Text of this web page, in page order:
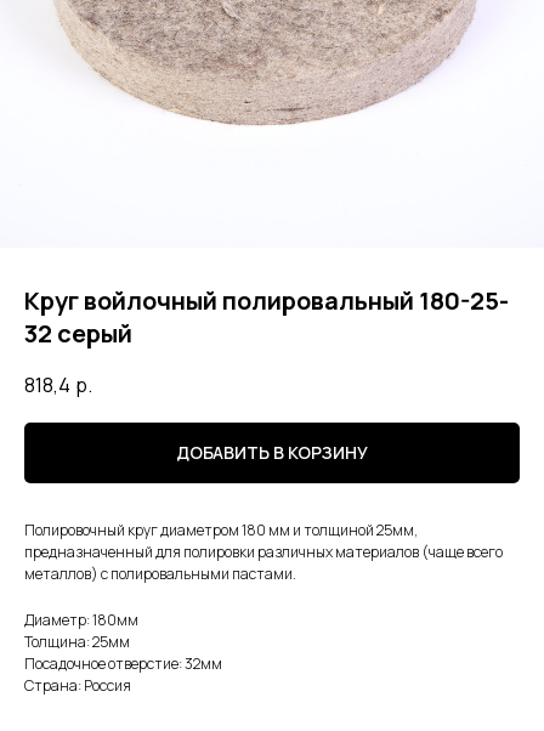
Круг войлочный полировальный 180-25-
32 серый
818,4 р.
ДОБАВИТЬ В КОРЗИНУ
Полировочный круг диаметром 180 мм и толщиной 25мм,
предназначенный для полировки различных материалов (чаще всего
металлов) с полировальными пастами.
Диаметр: 180мм
Толщина: 25мм
Посадочное отверстие: 32мм
Страна: Россия